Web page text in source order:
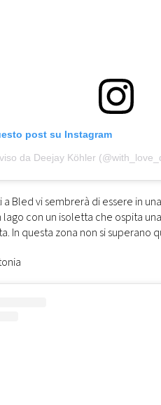
post su Instagram
da Deejay Köhler
a Bled vi sembrerà di essere in
lago con un isoletta che ospita
In questa zona non si superano